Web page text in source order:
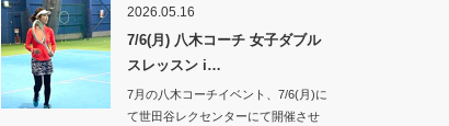
2026.05.16
7/6(月) 八木コーチ 女子ダブル
スレッスン i…
7月の八木コーチイベント、7/6(月)に
て世田谷レクセンターにて開催させ